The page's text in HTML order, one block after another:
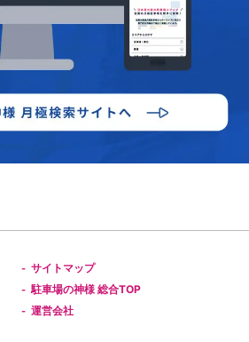
- サイトマップ
- 駐車場の神様 総合TOP
- 運営会社